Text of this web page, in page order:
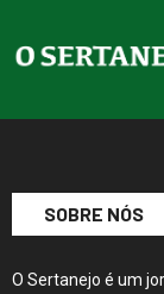
SOBRE NÓS
O Sertanejo é um